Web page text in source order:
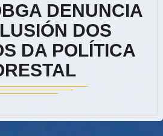
DENUNCIA
DOS
DA POLÍTICA